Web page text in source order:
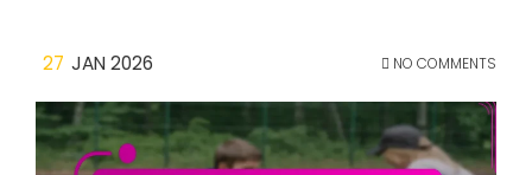
27 JAN 2026 NO COMMENTS